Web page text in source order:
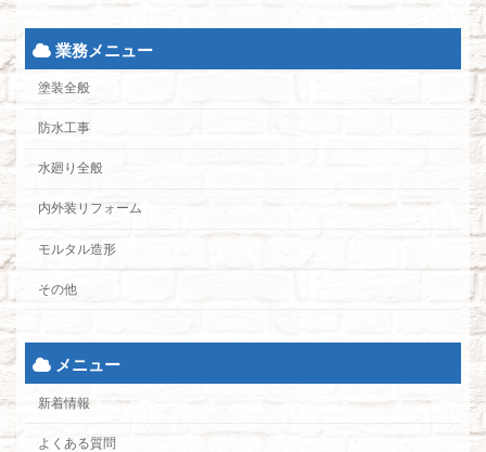
業務メニュー
塗装全般
防水工事
水廻り全般
内外装リフォーム
モルタル造形
その他
メニュー
新着情報
よくある質問